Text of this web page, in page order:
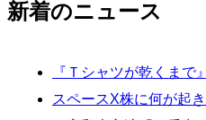
新着のニュース
『Ｔシャツが乾くまで
スペースX株に何が起